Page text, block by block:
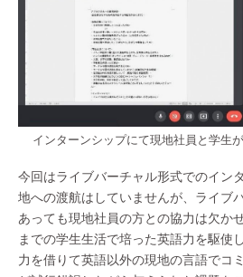
インターンシップにて現地社員と学生
今回はライブバーチャル形式でのイン
地への渡航はしていませんが、ライブ
あっても現地社員の方との協力は欠か
までの学生生活で培った英語力を駆使
力を借りて英語以外の現地の言語でコ